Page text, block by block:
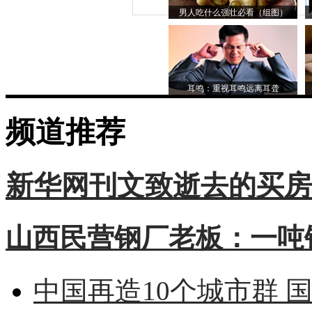
男人吃什么强壮必看（组图）
耳鸣：重视耳鸣远离耳聋
频道推荐
新华网刊文致逝去的买
山西民营钢厂老板：一
中国再造10个城市群